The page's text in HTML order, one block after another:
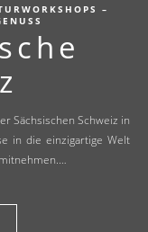
–
in die einzigartige Welt